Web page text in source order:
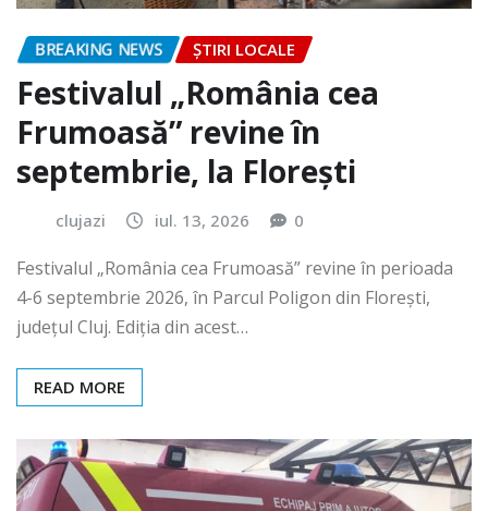
BREAKING NEWS ȘTIRI LOCALE
Festivalul „România cea
Frumoasă” revine în
septembrie, la Florești
clujazi iul. 13, 2026 0
Festivalul „România cea Frumoasă” revine în perioada
4-6 septembrie 2026, în Parcul Poligon din Floreşti,
județul Cluj. Ediția din acest…
READ MORE